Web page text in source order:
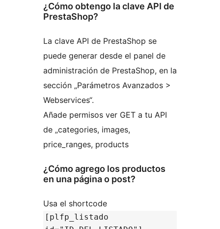
¿Cómo obtengo la clave API de
PrestaShop?
La clave API de PrestaShop se
puede generar desde el panel de
administración de PrestaShop, en la
sección „Parámetros Avanzados >
Webservices“.
Añade permisos ver GET a tu API
de „categories, images,
price_ranges, products
¿Cómo agrego los productos
en una página o post?
Usa el shortcode
[plfp_listado